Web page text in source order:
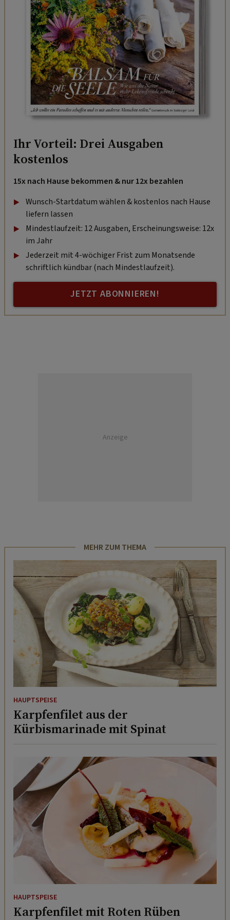
Ihr Vorteil: Drei Ausgaben
kostenlos
15x nach Hause bekommen & nur 12x bezahlen
Wunsch-Startdatum wählen & kostenlos nach Hause
liefern lassen
Mindestlaufzeit: 12 Ausgaben, Erscheinungsweise: 12x
im Jahr
Jederzeit mit 4-wöchiger Frist zum Monatsende
schriftlich kündbar (nach Mindestlaufzeit).
JETZT ABONNIEREN!
Anzeige
MEHR ZUM THEMA
HAUPTSPEISE
Karpfenfilet aus der
Kürbismarinade mit Spinat
HAUPTSPEISE
Karpfenfilet mit Roten Rüben